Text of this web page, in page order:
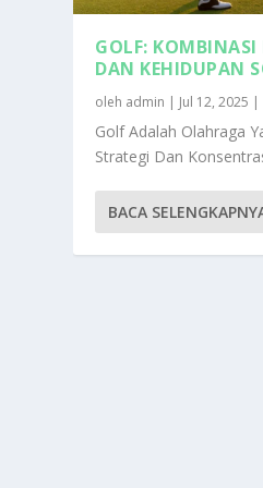
GOLF:
DAN KEHIDUPAN
oleh admin | Jul 12, 2025 |
Golf Adalah Olahraga
Strategi Dan
BACA